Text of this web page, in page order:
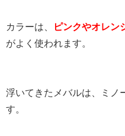
カラーは、
ピンクやオレン
がよく使われます。
浮いてきたメバルは、ミノ
す。